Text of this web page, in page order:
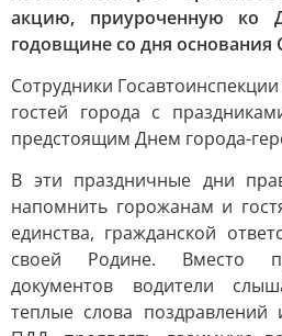
акцию, приуроченную ко
годовщине со дня основания
Сотрудники
гостей города с
предстоящим Днем города-
В эти праздничные дни
напомнить горожанам и
единства, гражданской
своей Родине. Вместо
документов водители
теплые слова